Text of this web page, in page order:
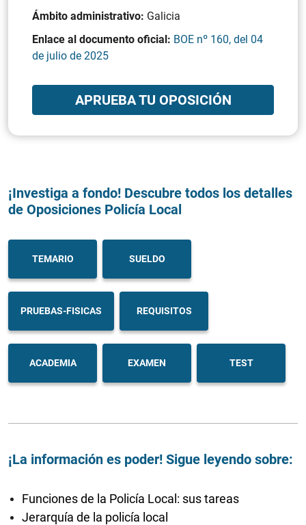
Ámbito administrativo: Galicia
Enlace al documento oficial: BOE nº 160, del 04
de julio de 2025
APRUEBA TU OPOSICIÓN
¡Investiga a fondo! Descubre todos los detalles
de Oposiciones Policía Local
TEMARIO SUELDO
PRUEBAS-FISICAS REQUISITOS
ACADEMIA EXAMEN TEST
¡La información es poder! Sigue leyendo sobre:
Funciones de la Policía Local: sus tareas
Jerarquía de la policía local